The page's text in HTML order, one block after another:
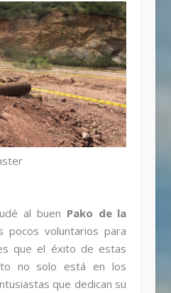
al buen Pako de la
voluntarios para
que el éxito de estas
no solo está en los
que dedican su